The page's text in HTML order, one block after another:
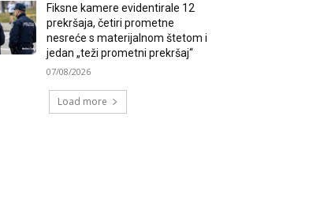
Fiksne kamere evidentirale 12
prekršaja, četiri prometne
nesreće s materijalnom štetom i
jedan „teži prometni prekršaj“
07/08/2026
Load more